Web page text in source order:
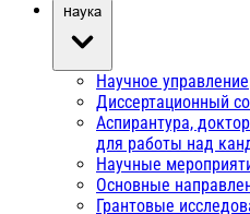
Наука
Научное управление
Диссертационный
Аспирантура,
для работы над
Научные
Основные
Грантовые